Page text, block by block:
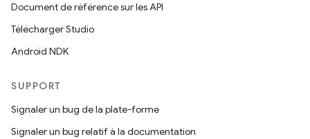
Document de référence sur les API
Télécharger Studio
Android NDK
SUPPORT
Signaler un bug de la plate-forme
Signaler un bug relatif à la documentation